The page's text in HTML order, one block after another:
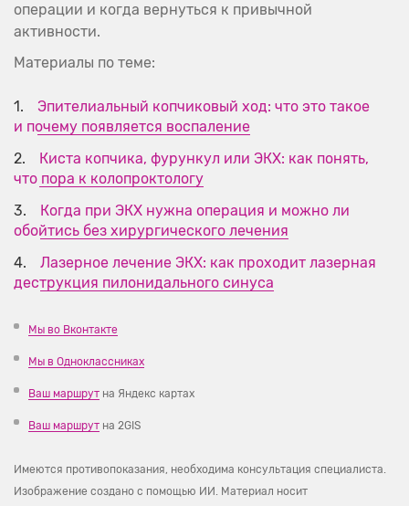
операции и когда вернуться к привычной
активности.
Материалы по теме:
Эпителиальный копчиковый ход: что это такое
и почему появляется воспаление
Киста копчика, фурункул или ЭКХ: как понять,
что пора к колопроктологу
Когда при ЭКХ нужна операция и можно ли
обойтись без хирургического лечения
Лазерное лечение ЭКХ: как проходит лазерная
деструкция пилонидального синуса
Мы во Вконтакте
Мы в Одноклассниках
Ваш маршрут на Яндекс картах
Ваш маршрут на 2GIS
Имеются противопоказания, необходима консультация специалиста.
Изображение создано с помощью ИИ. Материал носит